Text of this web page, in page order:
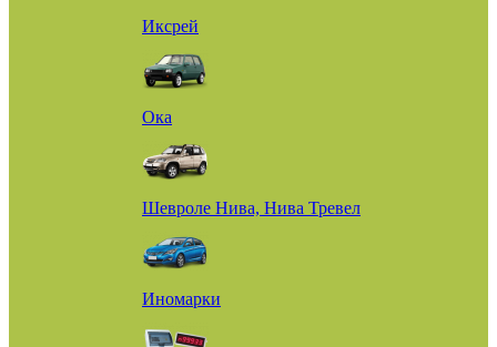
Иксрей
Ока
Шевроле Нива, Нива Тревел
Иномарки